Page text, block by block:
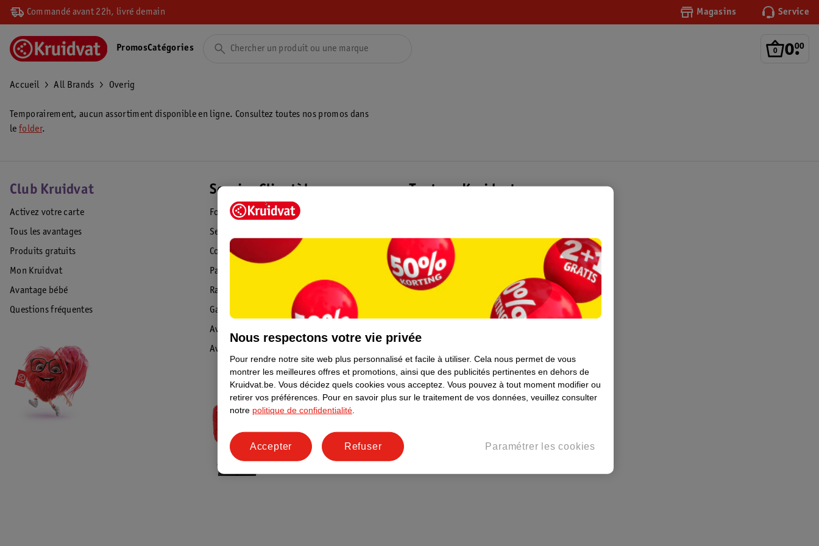
Commandé avant 22h, livré demain Magasins Service
0.
00
PromosCatégories
Accueil All Brands Overig
Temporairement, aucun assortiment disponible en ligne. Consultez toutes nos promos dans
le folder.
Club Kruidvat
Activez votre carte
Tous les avantages
Produits gratuits
Mon Kruidvat
Avantage bébé
Questions fréquentes
Service Clientèle
Foire aux questions
Service Clientèle
Commande & Livraison
Paiement
Rappel & Retour
Garantie
Avis de sécurité
Avis
Tout sur Kruidvat
Formule commerciale
Coordonnées de l’entreprise
Plus durable
Nous respectons votre vie privée
Pour rendre notre site web plus personnalisé et facile à utiliser. Cela nous permet de vous
montrer les meilleures offres et promotions, ainsi que des publicités pertinentes en dehors de
Kruidvat.be. Vous décidez quels cookies vous acceptez. Vous pouvez à tout moment modifier ou
retirer vos préférences. Pour en savoir plus sur le traitement de vos données, veuillez consulter
notre politique de confidentialité
Paramétrer les cookies
Refuser
Accepter